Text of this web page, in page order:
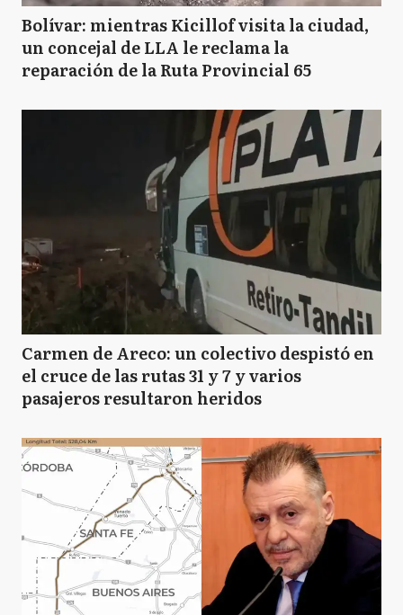
Bolívar: mientras Kicillof visita la ciudad,
un concejal de LLA le reclama la
reparación de la Ruta Provincial 65
Carmen de Areco: un colectivo despistó en
el cruce de las rutas 31 y 7 y varios
pasajeros resultaron heridos